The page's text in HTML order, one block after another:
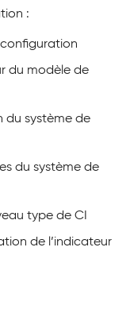
:
du modèle de
du système de
du système de
type de CI
de l’indicateur